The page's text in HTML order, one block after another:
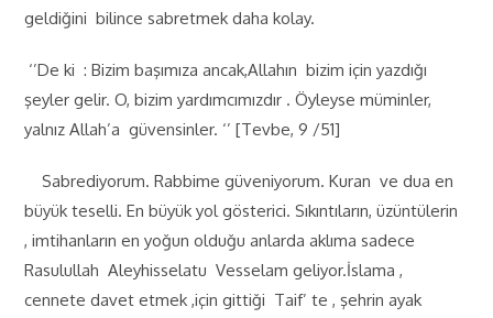
geldiğini bilince sabretmek daha kolay.
‘’De ki : Bizim başımıza ancak,Allahın bizim için yazdığı
şeyler gelir. O, bizim yardımcımızdır . Öyleyse müminler,
yalnız Allah’a güvensinler. ‘’ [Tevbe, 9 /51]
Sabrediyorum. Rabbime güveniyorum. Kuran ve dua en
büyük teselli. En büyük yol gösterici. Sıkıntıların, üzüntülerin
, imtihanların en yoğun olduğu anlarda aklıma sadece
Rasulullah Aleyhisselatu Vesselam geliyor.İslama ,
cennete davet etmek ,için gittiği Taif’ te , şehrin ayak